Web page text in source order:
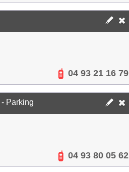
04 93 21 16 79
- Parking
04 93 80 05 62